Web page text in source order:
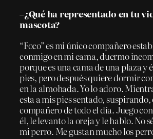
–¿Qué ha representado en tu
mascota?
“Foco” es mi único compañero
conmigo en mi cama, duermo
porque es una cama de una plaza y
pies, pero después quiere dormir
en la almohada. Yo lo adoro.
esta a mis pies sentado, suspirando,
compañero de todo el día. Juego
él, le levanto la oreja y le hablo. No
mi perro. Me gustan mucho los